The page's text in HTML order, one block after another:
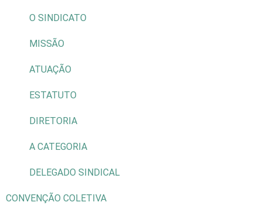
O SINDICATO
MISSÃO
ATUAÇÃO
ESTATUTO
DIRETORIA
A CATEGORIA
DELEGADO SINDICAL
CONVENÇÃO COLETIVA